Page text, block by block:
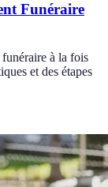
Funéraire
à la fois
et des étapes